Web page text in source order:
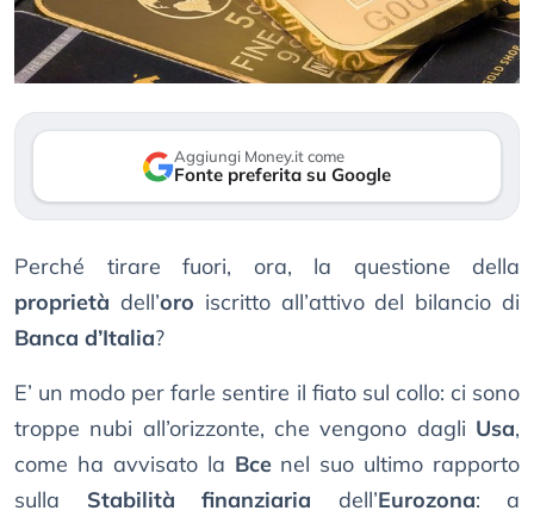
Aggiungi Money.it come
Fonte preferita su Google
Perché tirare fuori, ora, la questione della
proprietà dell’oro iscritto all’attivo del bilancio di
Banca d’Italia?
E’ un modo per farle sentire il fiato sul collo: ci sono
troppe nubi all’orizzonte, che vengono dagli Usa,
come ha avvisato la Bcenel suo ultimo rapporto
sulla Stabilità finanziaria dell’Eurozona: a